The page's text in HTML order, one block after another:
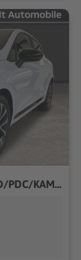
Mitsubishi Colt 1.0 Turbo Plus Bi-LED/PDC/KAMERA/SHZ/DAB